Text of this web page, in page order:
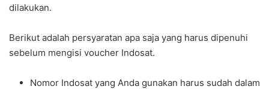
dilakukan.
Berikut adalah persyaratan apa saja yang harus dipenuhi
sebelum mengisi voucher Indosat.
Nomor Indosat yang Anda gunakan harus sudah dalam